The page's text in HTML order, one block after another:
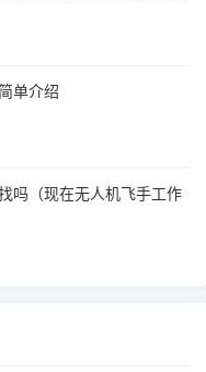
单介绍
吗（现在无人机飞手工作